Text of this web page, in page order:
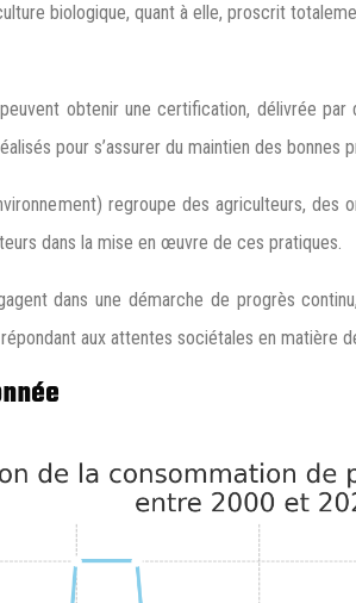
biologique, quant à elle, proscrit
obtenir une certification, délivrée
pour s’assurer du maintien des bonnes
regroupe des agriculteurs,
dans la mise en œuvre de ces pratiques.
dans une démarche de progrès
aux attentes sociétales en matière